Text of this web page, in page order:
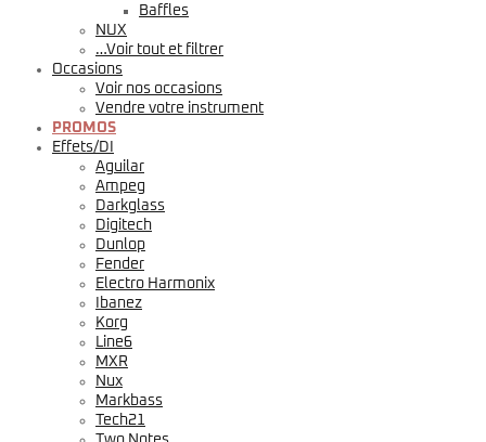
Baffles
NUX
…Voir tout et filtrer
Occasions
Voir nos occasions
Vendre votre instrument
PROMOS
Effets/DI
Aguilar
Ampeg
Darkglass
Digitech
Dunlop
Fender
Electro Harmonix
Ibanez
Korg
Line6
MXR
Nux
Markbass
Tech21